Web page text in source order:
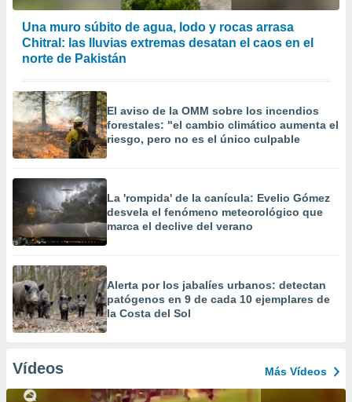
Una muro súbito de agua, lodo y rocas arrasa
Chitral: las lluvias extremas desatan el caos en el
norte de Pakistán
El aviso de la OMM sobre los incendios
forestales: "el cambio climático aumenta el
riesgo, pero no es el único culpable
La 'rompida' de la canícula: Evelio Gómez
desvela el fenómeno meteorológico que
marca el declive del verano
Alerta por los jabalíes urbanos: detectan
patógenos en 9 de cada 10 ejemplares de
la Costa del Sol
Vídeos Más Vídeos